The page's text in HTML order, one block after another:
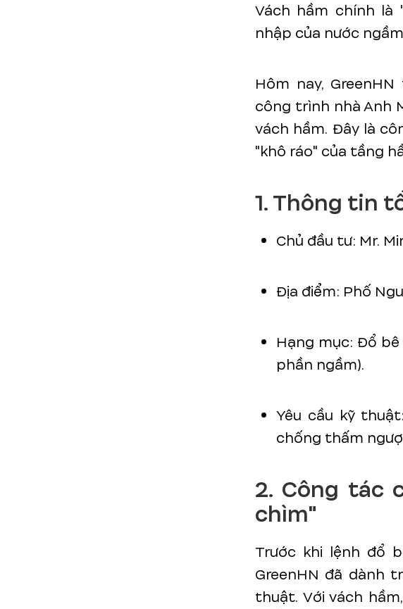
Vách hầm chính là
nhập của nước
Hôm nay,
công trình nhà Anh
vách hầm. Đây là
"khô ráo" của tầng
1. Thông tin
Chủ đầu tư: Mr.
Địa điểm: Phố
Hạng mục: Đổ
phần ngầm).
Yêu cầu kỹ
chống thấm
2. Công tác
chìm"
Trước khi lệnh đổ
GreenHN đã dành
thuật. Với vách